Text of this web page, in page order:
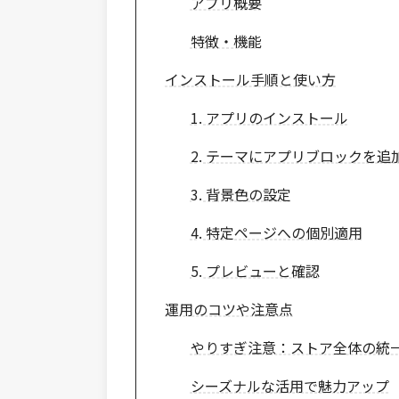
特徴・機能
インストール手順と使い方
1. アプリのインストール
2. テーマにアプリブロックを追
3. 背景色の設定
4. 特定ページへの個別適用
5. プレビューと確認
運用のコツや注意点
やりすぎ注意：ストア全体の統
シーズナルな活用で魅力アップ